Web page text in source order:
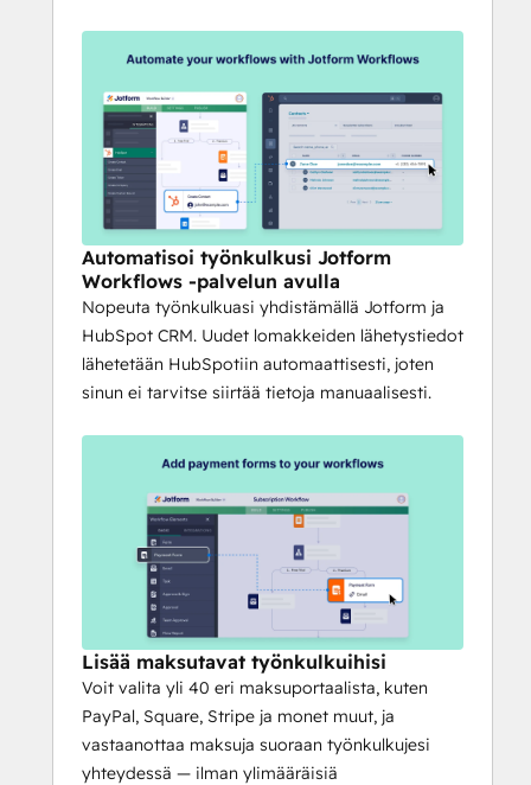
Automatisoi työnkulkusi Jotform
Workflows -palvelun avulla
Nopeuta työnkulkuasi yhdistämällä Jotform ja
HubSpot CRM. Uudet lomakkeiden lähetystiedot
lähetetään HubSpotiin automaattisesti, joten
sinun ei tarvitse siirtää tietoja manuaalisesti.
Lisää maksutavat työnkulkuihisi
Voit valita yli 40 eri maksuportaalista, kuten
PayPal, Square, Stripe ja monet muut, ja
vastaanottaa maksuja suoraan työnkulkujesi
yhteydessä — ilman ylimääräisiä